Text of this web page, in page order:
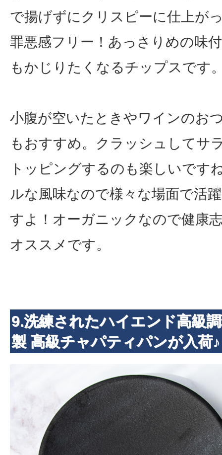
で揚げずにクリスピーに仕上が
罪悪感フリー！あっさりめの味
もかじりたくなるチップスです
小腹が空いたときやワインのお
もおすすめ。クラッシュしてサ
トッピングするのも楽しいです
ルな風味なので様々な場面で活
すよ！オーガニックなので健康
オススメです。
9.洗練されたハイエンド高級
製 高級チャパティパンが入荷♪